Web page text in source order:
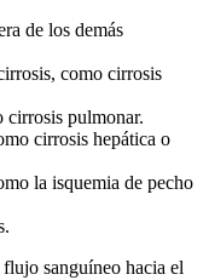
de los demás
como cirrosis
cirrosis pulmonar.
cirrosis hepática o
la isquemia de pecho
sanguíneo hacia el